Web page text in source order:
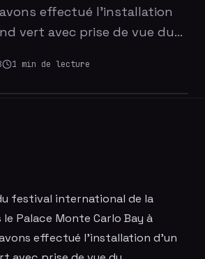
effectué l'installation
vert avec prise de vue du…
1 min de lecture
festival international de la
Palace Monte Carlo Bay à
effectué l'installation d'un